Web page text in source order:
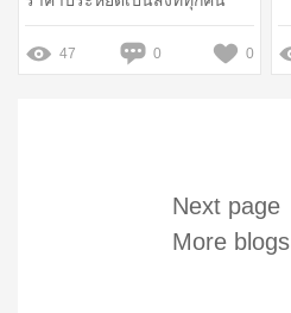
ต้องการในปัจจุบัน หากคุณกำลัง
มองหาทรายแมวแบบขายส่ง
ราคาถูกและคุณภาพเยี่ยม พร้อม
47 0 0
Next page
More blogs